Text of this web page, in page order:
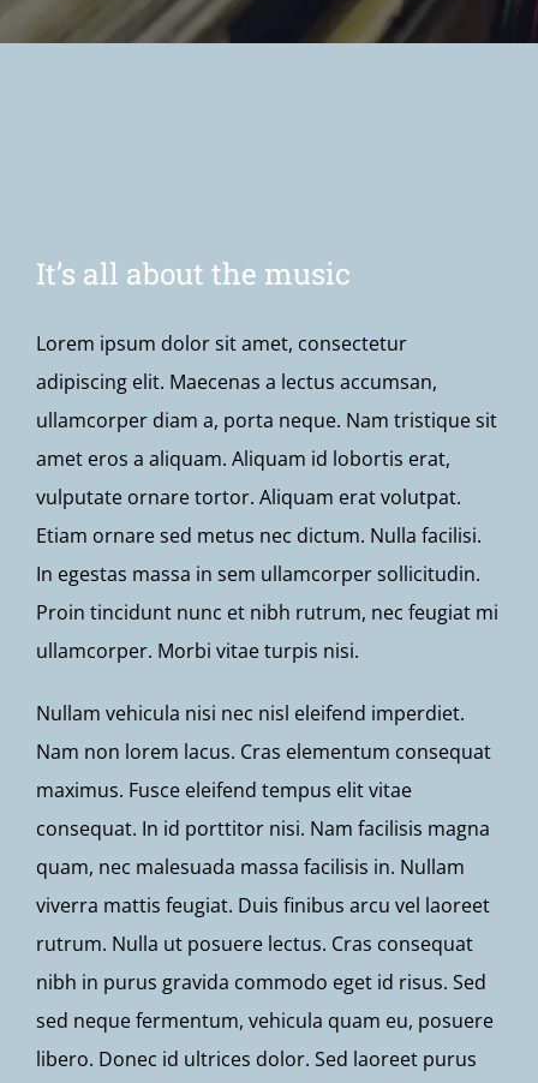
It’s all about the music
Lorem ipsum dolor sit amet, consectetur
adipiscing elit. Maecenas a lectus accumsan,
ullamcorper diam a, porta neque. Nam tristique sit
amet eros a aliquam. Aliquam id lobortis erat,
vulputate ornare tortor. Aliquam erat volutpat.
Etiam ornare sed metus nec dictum. Nulla facilisi.
In egestas massa in sem ullamcorper sollicitudin.
Proin tincidunt nunc et nibh rutrum, nec feugiat mi
ullamcorper. Morbi vitae turpis nisi.
Nullam vehicula nisi nec nisl eleifend imperdiet.
Nam non lorem lacus. Cras elementum consequat
maximus. Fusce eleifend tempus elit vitae
consequat. In id porttitor nisi. Nam facilisis magna
quam, nec malesuada massa facilisis in. Nullam
viverra mattis feugiat. Duis finibus arcu vel laoreet
rutrum. Nulla ut posuere lectus. Cras consequat
nibh in purus gravida commodo eget id risus. Sed
sed neque fermentum, vehicula quam eu, posuere
libero. Donec id ultrices dolor. Sed laoreet purus